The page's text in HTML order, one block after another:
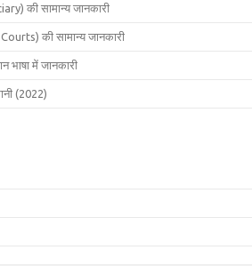
की सामान्य जानकारी
की सामान्य जानकारी
में जानकारी
(2022)